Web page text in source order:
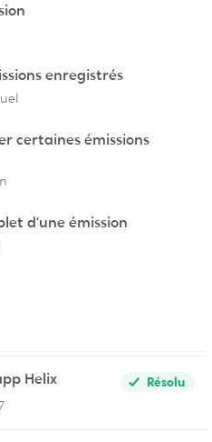
enregistrés
certaines émissions
d’une émission
Helix
Résolu